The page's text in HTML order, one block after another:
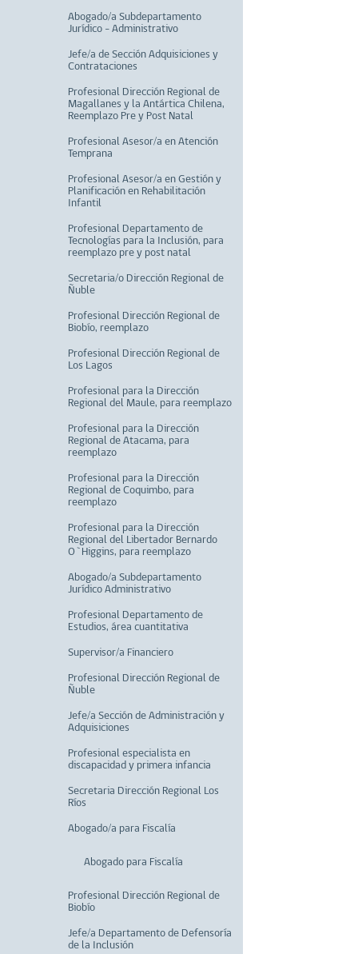
Abogado/a Subdepartamento
Jurídico - Administrativo
Jefe/a de Sección Adquisiciones y
Contrataciones
Profesional Dirección Regional de
Magallanes y la Antártica Chilena,
Reemplazo Pre y Post Natal
Profesional Asesor/a en Atención
Temprana
Profesional Asesor/a en Gestión y
Planificación en Rehabilitación
Infantil
Profesional Departamento de
Tecnologías para la Inclusión, para
reemplazo pre y post natal
Secretaria/o Dirección Regional de
Ñuble
Profesional Dirección Regional de
Biobío, reemplazo
Profesional Dirección Regional de
Los Lagos
Profesional para la Dirección
Regional del Maule, para reemplazo
Profesional para la Dirección
Regional de Atacama, para
reemplazo
Profesional para la Dirección
Regional de Coquimbo, para
reemplazo
Profesional para la Dirección
Regional del Libertador Bernardo
O`Higgins, para reemplazo
Abogado/a Subdepartamento
Jurídico Administrativo
Profesional Departamento de
Estudios, área cuantitativa
Supervisor/a Financiero
Profesional Dirección Regional de
Ñuble
Jefe/a Sección de Administración y
Adquisiciones
Profesional especialista en
discapacidad y primera infancia
Secretaria Dirección Regional Los
Ríos
Abogado/a para Fiscalía
Abogado para Fiscalía
Profesional Dirección Regional de
Biobío
Jefe/a Departamento de Defensoría
de la Inclusión